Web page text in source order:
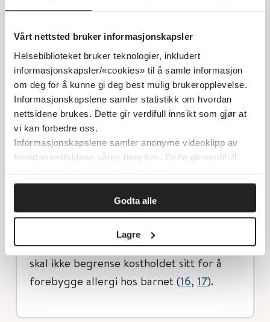
Vårt nettsted bruker informasjonskapsler
Helsebiblioteket bruker teknologier, inkludert
informasjonskapsler/«cookies» til å samle informasjon
om deg for å kunne gi deg best mulig brukeropplevelse.
Informasjonskapslene samler statistikk om hvordan
nettsidene brukes. Dette gir verdifull innsikt som gjør at
vi kan forbedre oss.
Informasjonskapslene samler anonyme videoklipp av
hvordan nettsidene våres benyttes. Dette gir verdifull
innsikt som gjør at vi kan forbedre oss.
Godta alle
Lagre
anbefalinger (16,17,18). Amming er
og barn og anbefales av den grunn, men
det er ikke dokumentert at amming
forebygger matallergi (16,17). Ved behov
for morsmelkerstatning kan vanlige
kumelksbaserte produkter brukes,
uavhengig av barnets allergirisiko (
16,
men EAACI foreslår unntak for barnets
første leveuke (17). Når fast føde
alder, senest ved seks måneder, bør også
introduseres (16,17,18). Ammende mødre
skal ikke begrense kostholdet sitt for å
forebygge allergi hos barnet (16, 17).